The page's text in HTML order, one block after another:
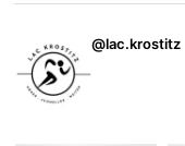
@lac.krostitz